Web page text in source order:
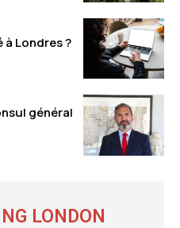
Londres ?
général
LONDON